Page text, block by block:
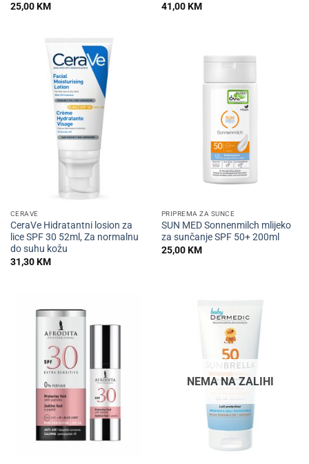
25,00KM 41,00KM
CERAVE
CeraVe Hidratantni losion za
lice SPF 30 52ml, Za normalnu
do suhu kožu
31,30KM
PRIPREMA ZA SUNCE
SUN MED Sonnenmilch mlijeko
za sunčanje SPF 50+ 200ml
25,00KM
NEMA NA ZALIHI